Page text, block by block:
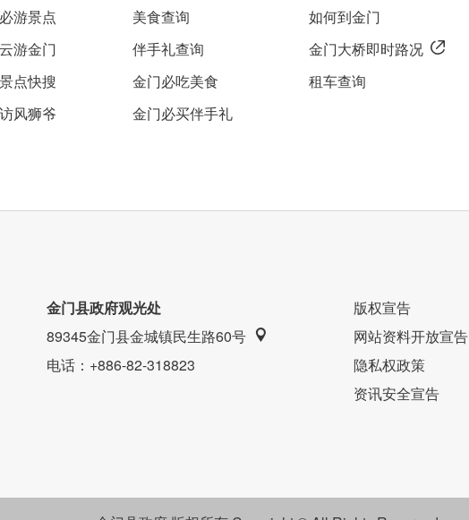
必游景点
云游金门
景点快搜
访风狮爷
美食查询
伴手礼查询
金门必吃美食
金门必买伴手礼
如何到金门
金门大桥即时路况
租车查询
金门县政府观光处
89345金门县金城镇民生路60号
电话：+886-82-318823
版权宣告
网站资料开放宣告
隐私权政策
资讯安全宣告